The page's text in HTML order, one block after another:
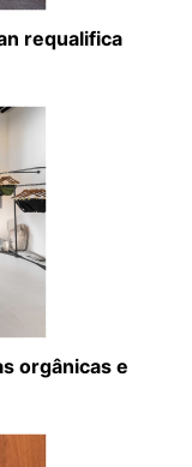
requalifica
orgânicas e